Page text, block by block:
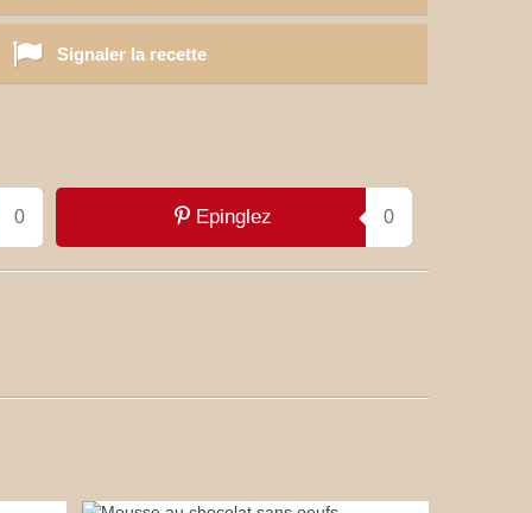
Signaler la recette
0 Epinglez 0